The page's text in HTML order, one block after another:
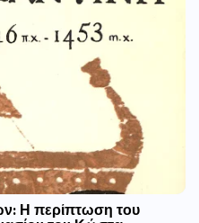
Η περίπτωση του